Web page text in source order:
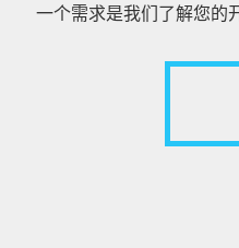
一个需求是我们了解您的